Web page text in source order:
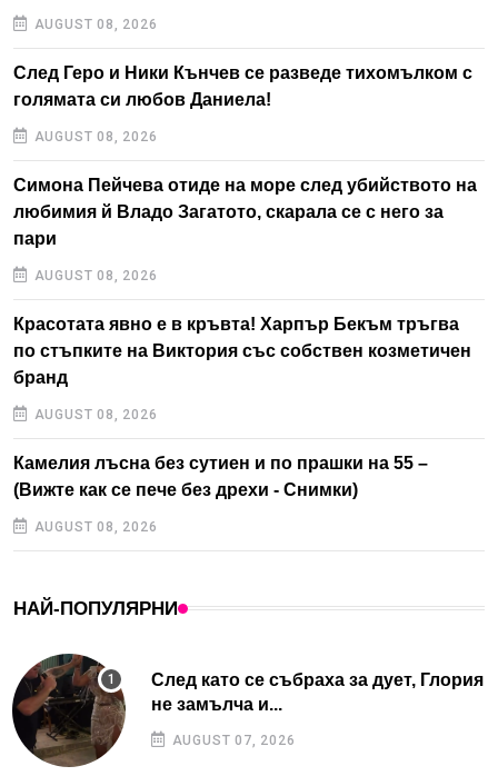
AUGUST 08, 2026
След Геро и Ники Кънчев се разведе тихомълком с
голямата си любов Даниела!
AUGUST 08, 2026
Симона Пейчева отиде на море след убийството на
любимия й Владо Загатото, скарала се с него за
пари
AUGUST 08, 2026
Красотата явно е в кръвта! Харпър Бекъм тръгва
по стъпките на Виктория със собствен козметичен
бранд
AUGUST 08, 2026
Камелия лъсна без сутиен и по прашки на 55 –
(Вижте как се пече без дрехи - Снимки)
AUGUST 08, 2026
НАЙ-ПОПУЛЯРНИ
След като се събраха за дует, Глория
не замълча и...
AUGUST 07, 2026